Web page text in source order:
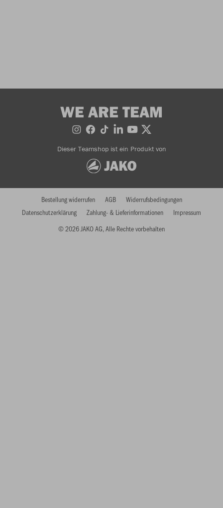
WE ARE TEAM
Dieser Teamshop ist ein Produkt von
© 2026 JAKO AG, Alle Rechte vorbehalten
Bestellung widerrufen AGB
Widerrufsbedingungen
Datenschutzerklärung
Zahlung- & Lieferinformationen Impressum